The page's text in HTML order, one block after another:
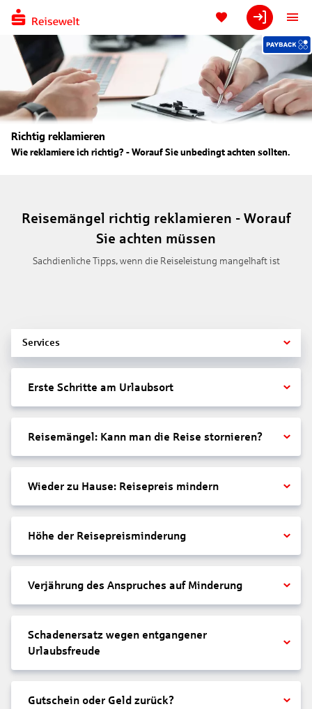
Richtig reklamieren
Wie reklamiere ich richtig? - Worauf Sie unbedingt achten sollten.
Reisemängel richtig reklamieren - Worauf
Sie achten müssen
Sachdienliche Tipps, wenn die Reiseleistung mangelhaft ist
Services
Erste Schritte am Urlaubsort
Reisemängel: Kann man die Reise stornieren?
Wieder zu Hause: Reisepreis mindern
Höhe der Reisepreisminderung
Verjährung des Anspruches auf Minderung
Schadenersatz wegen entgangener
Urlaubsfreude
Gutschein oder Geld zurück?